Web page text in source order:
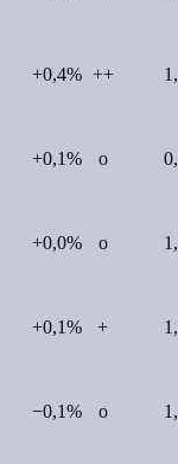
+0,4% ++
+0,1% o
+0,0% o
+0,1% +
−0,1% o